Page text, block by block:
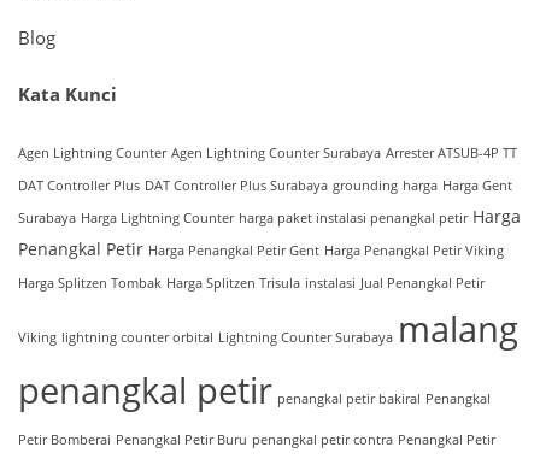
Blog
Kata Kunci
Agen Lightning Counter Agen Lightning Counter Surabaya Arrester ATSUB-4P TT
DAT Controller Plus DAT Controller Plus Surabaya grounding harga Harga Gent
Surabaya Harga Lightning Counter harga paket instalasi penangkal petir Harga
Penangkal Petir Harga Penangkal Petir Gent Harga Penangkal Petir Viking
Harga Splitzen Tombak Harga Splitzen Trisula instalasi Jual Penangkal Petir
Viking lightning counter orbital Lightning Counter Surabaya malang
penangkal petir penangkal petir bakiral Penangkal
Petir Bomberai Penangkal Petir Buru penangkal petir contra Penangkal Petir